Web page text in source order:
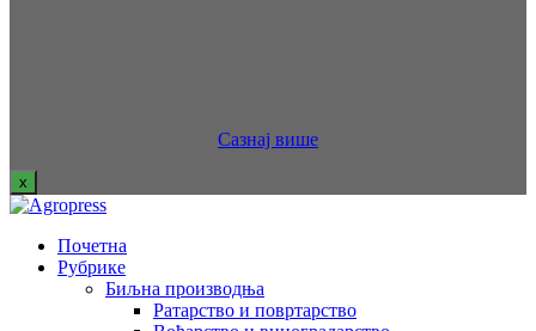
Сазнај више
x
Почетна
Рубрике
Биљна производња
Ратарство и повртарство